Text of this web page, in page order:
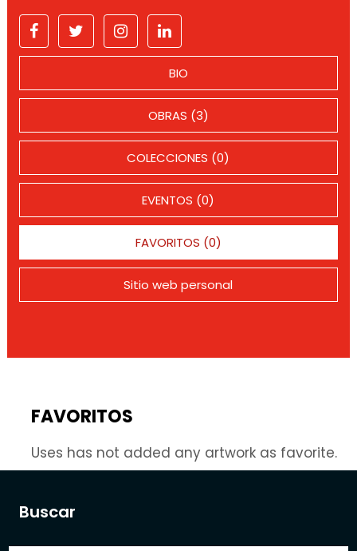
Buscar
BIO
OBRAS (3)
COLECCIONES (0)
EVENTOS (0)
FAVORITOS (0)
Sitio web personal
FAVORITOS
Uses has not added any artwork as favorite.